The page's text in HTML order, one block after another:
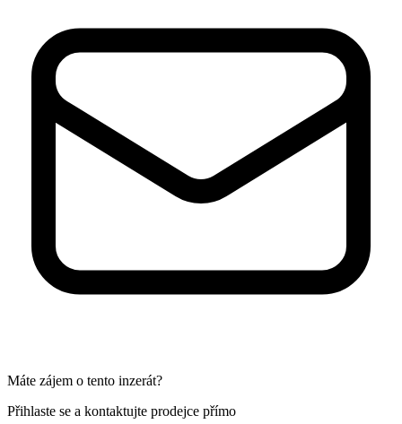
Máte zájem o tento inzerát?
Přihlaste se a kontaktujte prodejce přímo